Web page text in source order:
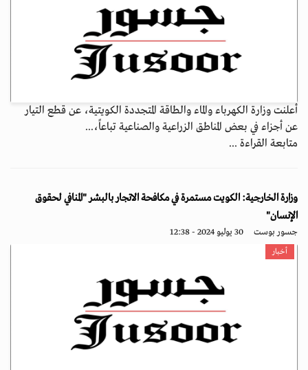
أعلنت وزارة الكهرباء والماء والطاقة المتجددة الكويتية، عن قطع التيار
عن أجزاء في بعض المناطق الزراعية والصناعية تباعاً،...
متابعة القراءة ...
وزارة الخارجية: الكويت مستمرة في مكافحة الاتجار بالبشر "المنافي لحقوق
الإنسان"
جسور بوست 30 يوليو 2024 - 12:38
أخبار